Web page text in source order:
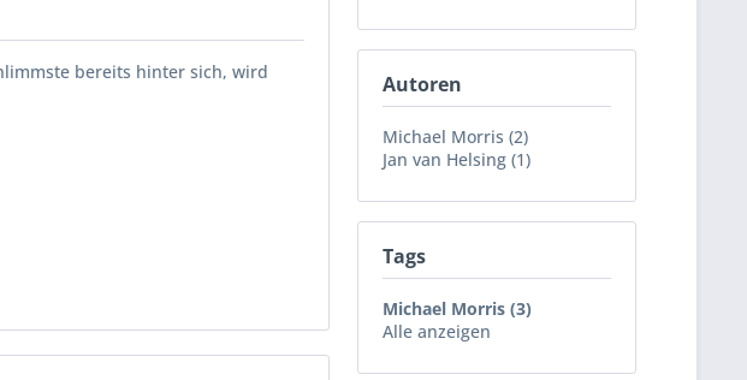
Autoren
Michael Morris (2)
Jan van Helsing (1)
Tags
Michael Morris (3)
Alle anzeigen
bereits hinter sich, wird